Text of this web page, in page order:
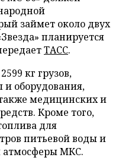
займет около двух
планируется
ТАСС.
кг грузов,
и оборудования,
медицинских и
Кроме того,
для
питьевой воды и
атмосферы МКС.